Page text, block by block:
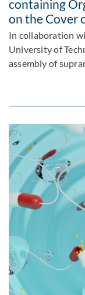
containing
on the Cover
In collaboration
University of
assembly of